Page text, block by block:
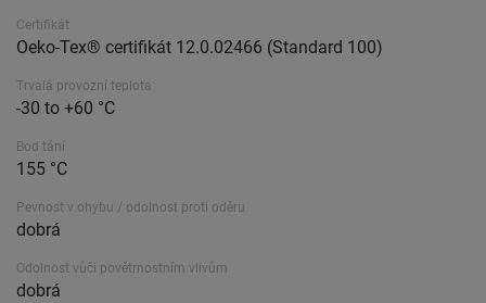
Certifikát
Oeko-Tex® certifikát 12.0.02466 (Standard 100)
Trvalá provozní teplota
-30 to +60 °C
Bod tání
155 °C
Pevnost v ohybu / odolnost proti oděru
dobrá
Odolnost vůči povětrnostním vlivům
dobrá